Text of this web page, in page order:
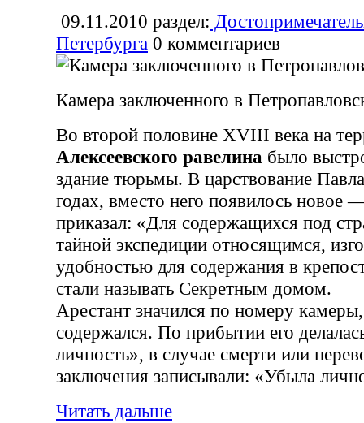
09.11.2010 раздел:
Петербурга 0 комментариев
Камера заключенного в
Во второй половине XVIII века на
Алексеевского равелина было
здание тюрьмы. В царствование
годах, вместо него появилось новое
приказал: «Для содержащихся под
тайной экспедиции относящимся,
удобностью для содержания в
стали называть Секретным домом.
Арестант значился по номеру
содержался. По прибытии его
личность», в случае смерти или
заключения записывали: «Убыла
Читать дальше